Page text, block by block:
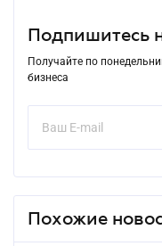
Подпишитесь
Получайте по
бизнеса
Похожие